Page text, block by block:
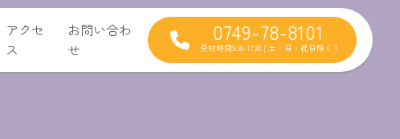
アクセ
ス
お問い合わ
せ
0749-78-8101
受付時間9:30-17:30 [ 土・日・祝日除く ]